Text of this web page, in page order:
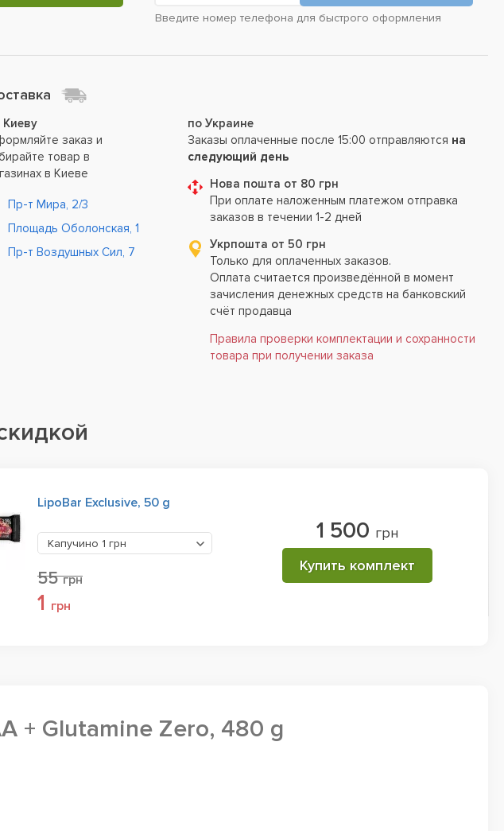
Введите номер телефона для быстрого оформления
Киеву
заказ и
товар в
в Киеве
Пр-т Мира, 2/3
Площадь Оболонская, 1
Пр-т Воздушных Сил, 7
по Украине
Заказы оплаченные после 15:00 отправляются на
следующий день
Нова пошта от 80 грн
При оплате наложенным платежом отправка
заказов в течении 1-2 дней
Укрпошта от 50 грн
Только для оплаченных заказов.
Оплата считается произведённой в момент
зачисления денежных средств на банковский
счёт продавца
Правила проверки комплектации и сохранности
товара при получении заказа
LipoBar Exclusive, 50 g
Капучино 1 грн
55грн
1 грн
1 500 грн
Купить комплект
+ Glutamine Zero, 480 g